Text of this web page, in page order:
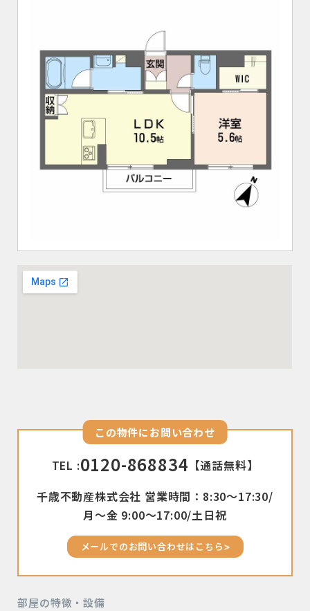
この物件にお問い合わせ
TEL :0120-868834 【通話無料】
千歳不動産株式会社 営業時間：8:30〜17:30/
月〜金 9:00〜17:00/土日祝
メールでのお問い合わせはこちら
部屋の特徴・設備